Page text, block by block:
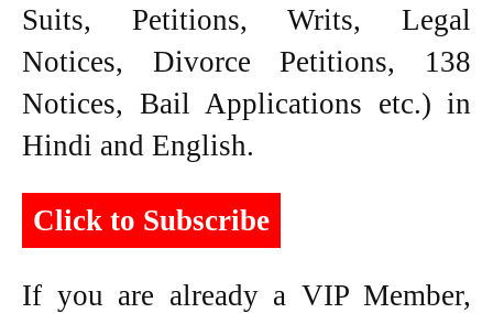
Suits, Petitions, Writs, Legal
Notices, Divorce Petitions, 138
Notices, Bail Applications etc.) in
Hindi and English.
Click to Subscribe
If you are already a VIP Member,